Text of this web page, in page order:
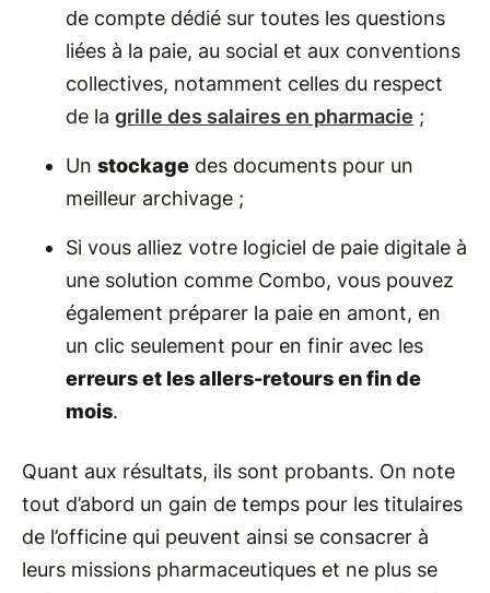
de compte dédié sur toutes les questions
liées à la paie, au social et aux conventions
collectives, notamment celles du respect
de la grille des salaires en pharmacie ;
Un stockage des documents pour un
meilleur archivage ;
Si vous alliez votre logiciel de paie digitale à
une solution comme Combo, vous pouvez
également préparer la paie en amont, en
un clic seulement pour en finir avec les
erreurs et les allers-retours en fin de
mois.
Quant aux résultats, ils sont probants. On note
tout d’abord un gain de temps pour les titulaires
de l’officine qui peuvent ainsi se consacrer à
leurs missions pharmaceutiques et ne plus se